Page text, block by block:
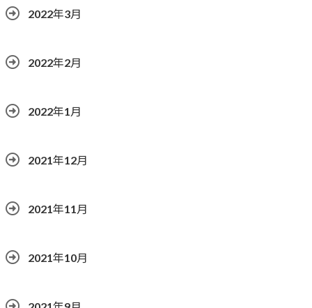
2022年3月
2022年2月
2022年1月
2021年12月
2021年11月
2021年10月